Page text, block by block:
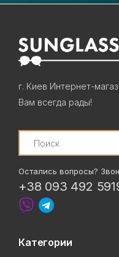
г. Киев Интернет-
Вам всегда рады!
Search
Остались вопросы?
+38 093 492
Категории